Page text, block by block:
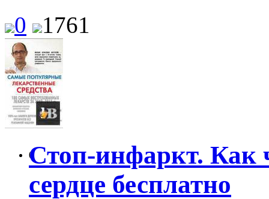
0 1761
0Стоп-инфаркт. Как
сердце бесплатно